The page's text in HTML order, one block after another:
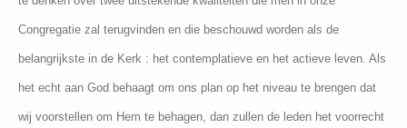
Congregatie zal terugvinden en die beschouwd worden als de
belangrijkste in de Kerk : het contemplatieve en het actieve leven. Als
het echt aan God behaagt om ons plan op het niveau te brengen dat
wij voorstellen om Hem te behagen, dan zullen de leden het voorrecht